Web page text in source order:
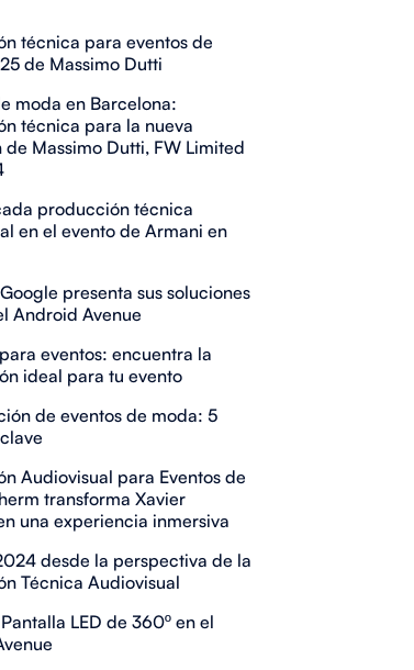
técnica para eventos de
de Massimo Dutti
moda en Barcelona:
técnica para la nueva
Massimo Dutti, FW Limited
producción técnica
en el evento de Armani en
presenta sus soluciones
Android Avenue
eventos: encuentra la
ideal para tu evento
de eventos de moda: 5
Audiovisual para Eventos de
transforma Xavier
una experiencia inmersiva
desde la perspectiva de la
Técnica Audiovisual
LED de 360º en el